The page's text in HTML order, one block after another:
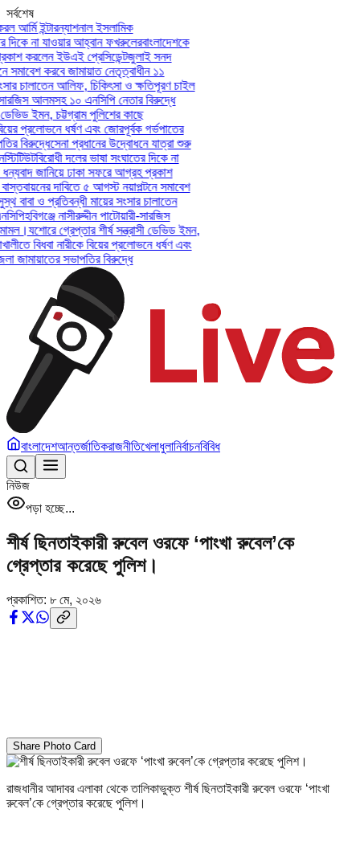
সর্বশেষ
ইন্টারন্যাশনাল ইসলামিক
না যাওয়ার আহ্বান ফখরুলেরবাংলাদেশকে
করলেন ইউএই প্রেসিডেন্টজুলাই সনদ
করবে জামায়াত নেতৃত্বাধীন ১১
চালাতেন আলিফ, চিকিৎসা ও ক্ষতিপূরণ চাইল
আলমসহ ১০ এনসিপি নেতার বিরুদ্ধে
ইমন, চট্টগ্রাম পুলিশের কাছে
প্রলোভনে ধর্ষণ এবং জোরপূর্বক গর্ভপাতের
বিরুদ্ধেসেনা প্রধানের উদ্বোধনে যাত্রা শুরু
বিরোধী দলের ভাষা সংঘাতের দিকে না
জানিয়ে ঢাকা সফরে আগ্রহ প্রকাশ
দাবিতে ৫ আগস্ট নয়াপল্টনে সমাবেশ
ও প্রতিবন্ধী মায়ের সংসার চালাতেন
হবিগঞ্জে নাসীরুদ্দীন পাটোয়ারী-সারজিস
যশোরে গ্রেপ্তার শীর্ষ সন্ত্রাসী ডেভিড ইমন,
বিধবা নারীকে বিয়ের প্রলোভনে ধর্ষণ এবং
সভাপতির বিরুদ্ধে
বাংলাদেশআন্তর্জাতিকরাজনীতিখেলাধুলানির্বাচনবিবিধ
নিউজ
পড়া হচ্ছে...
শীর্ষ ছিনতাইকারী রুবেল ওরফে ‘পাংখা রুবেল’কে
গ্রেপ্তার করেছে পুলিশ।
প্রকাশিত: ৮ মে, ২০২৬
Share Photo Card
রাজধানীর আদাবর এলাকা থেকে তালিকাভুক্ত শীর্ষ ছিনতাইকারী রুবেল ওরফে ‘পাংখা
রুবেল’কে গ্রেপ্তার করেছে পুলিশ।